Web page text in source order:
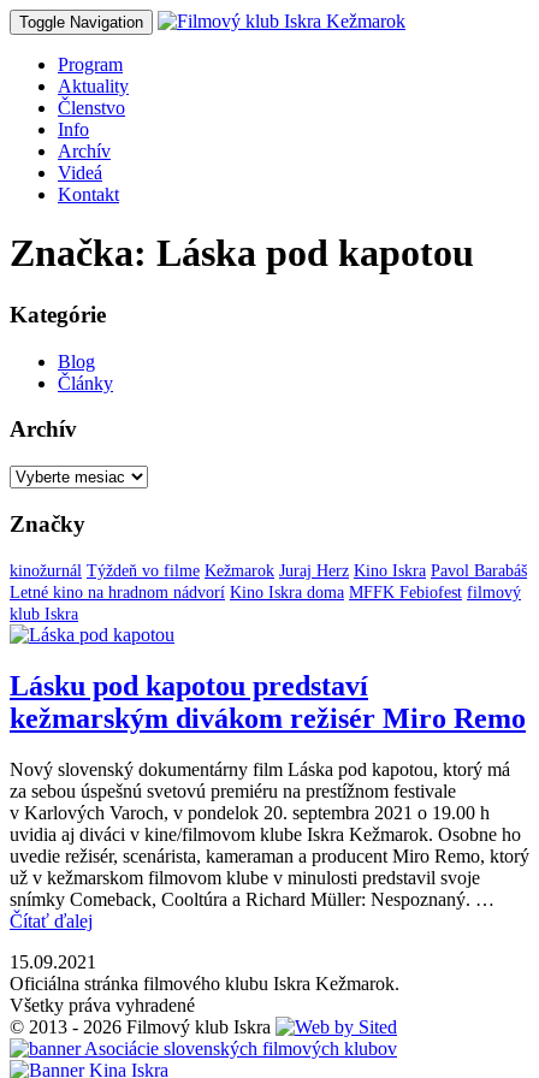
Toggle Navigation
Program
Aktuality
Členstvo
Info
Archív
Videá
Kontakt
Značka: Láska pod kapotou
Kategórie
Blog
Články
Archív
Archív
Značky
kinožurnál Týždeň vo filme Kežmarok Juraj Herz Kino Iskra Pavol Barabáš
Letné kino na hradnom nádvorí Kino Iskra doma MFFK Febiofest filmový
klub Iskra
Lásku pod kapotou predstaví
kežmarským divákom režisér Miro Remo
Nový slovenský dokumentárny film Láska pod kapotou, ktorý má
za sebou úspešnú svetovú premiéru na prestížnom festivale
v Karlových Varoch, v pondelok 20. septembra 2021 o 19.00 h
uvidia aj diváci v kine/filmovom klube Iskra Kežmarok. Osobne ho
uvedie režisér, scenárista, kameraman a producent Miro Remo, ktorý
už v kežmarskom filmovom klube v minulosti predstavil svoje
snímky Comeback, Cooltúra a Richard Müller: Nespoznaný. …
Čítať ďalej
15.09.2021
Oficiálna stránka filmového klubu Iskra Kežmarok.
Všetky práva vyhradené
© 2013 - 2026 Filmový klub Iskra